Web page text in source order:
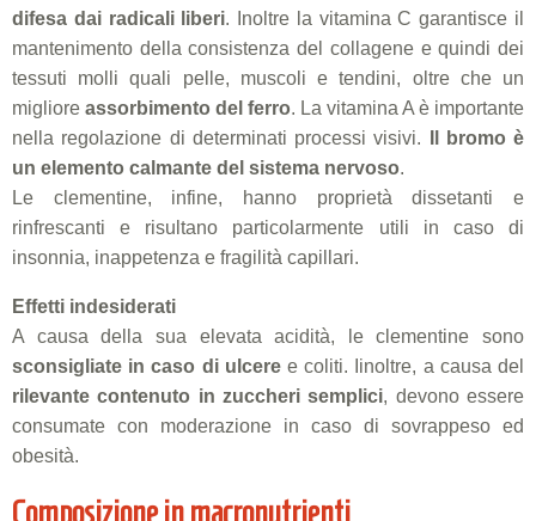
difesa dai radicali liberi. Inoltre la vitamina C garantisce il
mantenimento della consistenza del collagene e quindi dei
tessuti molli quali pelle, muscoli e tendini, oltre che un
migliore assorbimento del ferro. La vitamina A è importante
nella regolazione di determinati processi visivi.
Il bromo è
un elemento calmante del sistema nervoso.
Le clementine, infine, hanno proprietà dissetanti e
rinfrescanti e risultano particolarmente utili in caso di
insonnia, inappetenza e fragilità capillari.
Effetti indesiderati
A causa della sua elevata acidità, le clementine sono
sconsigliate in caso di ulceree coliti. Iinoltre, a causa del
rilevante contenuto in zuccheri semplici, devono essere
consumate con moderazione in caso di sovrappeso ed
obesità.